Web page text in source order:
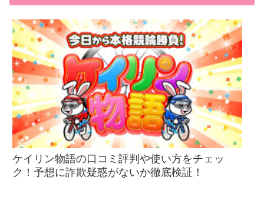
ケイリン物語の口コミ評判や使い方をチェッ
ク！予想に詐欺疑惑がないか徹底検証！